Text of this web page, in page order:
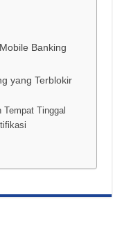
Banking
yang Terblokir
Tinggal